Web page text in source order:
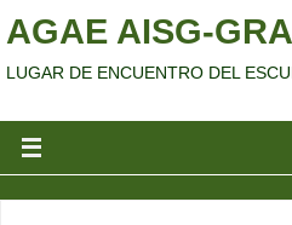
AGAE AISG-
LUGAR DE ENCUENTRO DEL